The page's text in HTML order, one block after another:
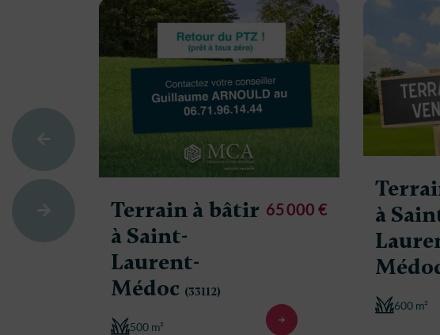
Terrain à bâtir
à Saint-
Laurent-
Médoc (33112)
500 m²
65 000 €
à
600 m²